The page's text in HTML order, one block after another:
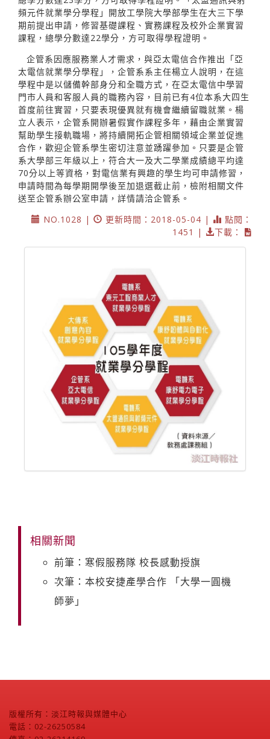
頻元件就業學分學程」開放工學院大學部學生在大三下學
期前提出申請，修習基礎課程、實務課程及校外企業實習
課程，總學分數達22學分，方可取得學程證明。
企管系因應服務業人才需求，與亞太電信合作推出「亞
太電信就業學分學程」，企管系系主任楊立人說明，在這
學程中是以儲備幹部身分和全職方式，在亞太電信中學習
門市人員和客服人員的職務內容，目前已有4位本系大四生
首度前往實習，只要表現優異就有機會繼續留職就業。楊
立人表示，企管系開辦暑假實作課程多年，藉由企業實習
幫助學生接軌職場，將持續開拓企管相關領域企業並促進
合作，歡迎企管系學生密切注意並踴躍參加。只要是企管
系大學部三年級以上，符合大一及大二學業成績總平均達
70分以上等資格，對電信業有興趣的學生均可申請修習，
申請時間為每學期開學後至加退選截止前，檢附相關文件
送至企管系辦公室申請，詳情請洽企管系。
NO.1028 |
更新時間：2018-05-04 |
點閱：
1451 |
下載：
相關新聞
前筆：寒假服務隊 校長感動授旗
次筆：本校安捷產學合作 「大學一圓機
師夢」
版權所有：淡江時報與媒體中心
電話：02-26250584